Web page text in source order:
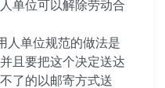
单位可以解除劳动合
人单位规范的做法是
且要把这个决定送达
了的以邮寄方式送